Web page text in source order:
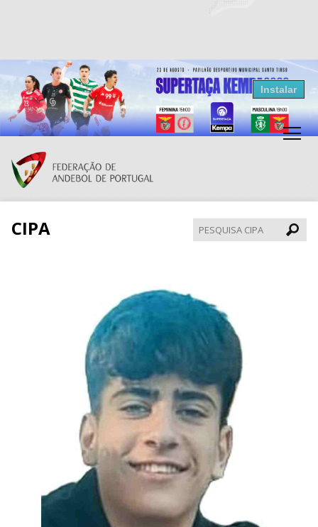
Resultados Andebol
Federação de Andebol de Portugal
Grátis - Disponivel na Play Store
Instalar
CIPA
CIPA